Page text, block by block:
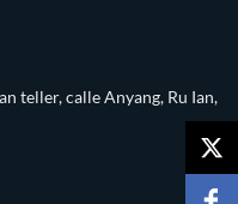
teller, calle Anyang, Ru Ian,